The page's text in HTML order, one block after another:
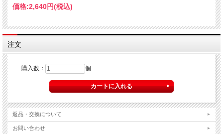
価格:2,640円(税込)
注文
購入数： 個
返品・交換について
お問い合わせ